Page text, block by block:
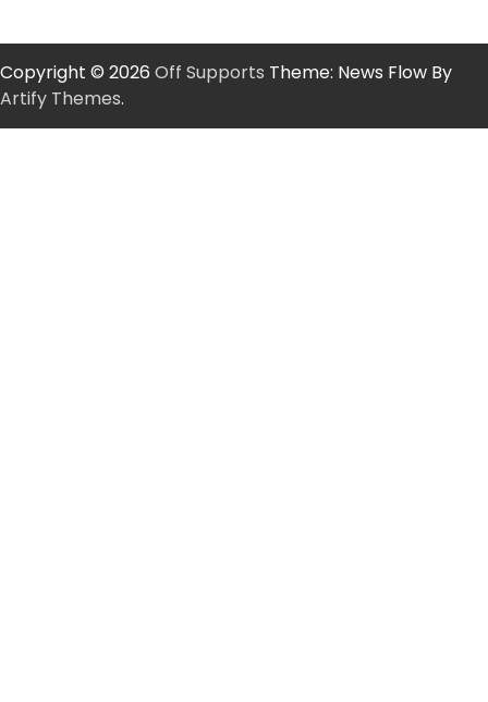
Copyright © 2026 Off Supports Theme: News Flow By
Artify Themes.